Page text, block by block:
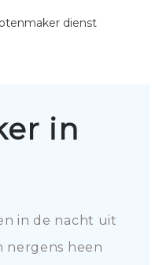
dienst
in
in de nacht uit
nergens heen